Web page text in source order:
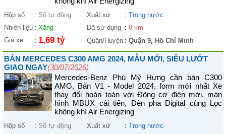
Hộp số : Số tự động Xuất xứ : Trong nước
Nhiên liệu : Xăng Đã sử dụng : 0 km
Giá xe
: 1,69 tỷ Quận/Huyện : Quận 9, Hồ Chí Minh
BÁN MERCEDES C300 AMG 2024, MẪU MỚI, SIÊU LƯỚT
GIAO NGAY(30/07/2026)
Mercedes-Benz Phú Mỹ Hưng cần bán C300
AMG, Bản V1 - Model 2024, form mới nhất Xe
thay đổi hoàn toàn với Động cơ điện mới, màn
hình MBUX cải tiến, Đèn pha Digital cùng Lọc
không khí Air Energizing
Hộp số : Số tự động Xuất xứ : Trong nước